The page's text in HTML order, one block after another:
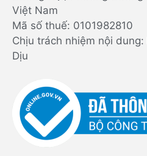
Việt Nam
Mã số thuế: 0101982810
Chịu trách nhiệm nội
Dịu